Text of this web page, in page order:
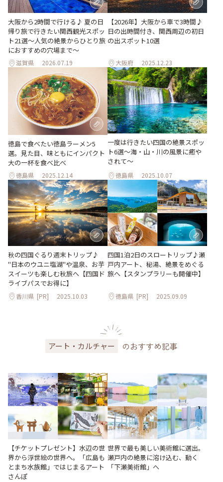
大阪から2時間で行ける♪ 夏の日
帰り旅で行きたい関西観光スポッ
ト21選～人気の絶景からひとり旅
におすすめの穴場まで～
滋賀県 2026.07.19
【2026年】大阪から車で3時間♪
日の出時間付き、関西周辺の初日
の出スポット10選
大阪府 2025.12.23
徳島で食べたい徳島ラーメン5
選。見た目、味ともにインパクト
大の一杯を食べ比べ
徳島県 2025.12.14
一度は行きたい四国の絶景スポッ
ト6選〜海・山・川の風景に癒や
されて〜
徳島県 2025.10.07
秋の四国ぐるり週末トリップ♪
"日本のウユニ塩湖"や温泉、お芋
スイーツも楽しむ秋旅へ【四国ド
ライブパスでお得に】
香川県 [PR] 2025.10.03
四国1泊2日のスロートリップ♪瀬
戸内アート、秘湯、絶景をめぐる
旅へ【スタンプラリーも開催中】
徳島県 [PR] 2025.09.09
アート・カルチャー のおすすめ記事
【チケットプレゼント】水辺の世
界から浮世絵の世界へ。「広島も
とまち水族館」ではじまるアート
さんぽ
世界で最も美しい美術館に選出。
瀬戸内の絶景に溶け込む、動く
「下瀬美術館」へ